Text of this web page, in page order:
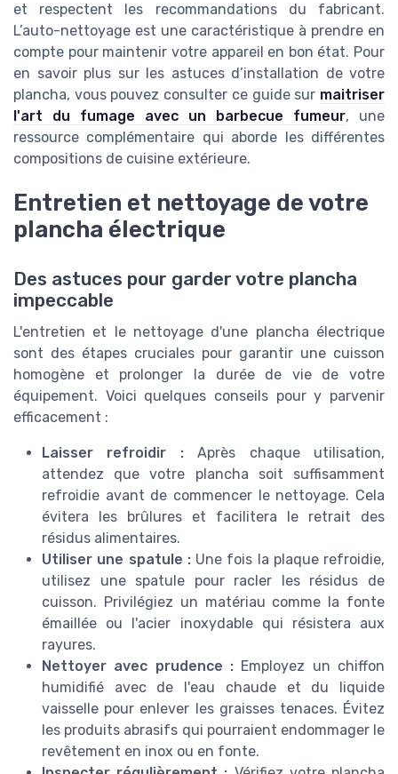
et respectent les recommandations du fabricant.
L’auto-nettoyage est une caractéristique à prendre en
compte pour maintenir votre appareil en bon état. Pour
en savoir plus sur les astuces d’installation de votre
plancha, vous pouvez consulter ce guide sur maitriser
l'art du fumage avec un barbecue fumeur, une
ressource complémentaire qui aborde les différentes
compositions de cuisine extérieure.
Entretien et nettoyage de votre
plancha électrique
Des astuces pour garder votre plancha
impeccable
L'entretien et le nettoyage d'une plancha électrique
sont des étapes cruciales pour garantir une cuisson
homogène et prolonger la durée de vie de votre
équipement. Voici quelques conseils pour y parvenir
efficacement :
Laisser refroidir :Après chaque utilisation,
attendez que votre plancha soit suffisamment
refroidie avant de commencer le nettoyage. Cela
évitera les brûlures et facilitera le retrait des
résidus alimentaires.
Utiliser une spatule :Une fois la plaque refroidie,
utilisez une spatule pour racler les résidus de
cuisson. Privilégiez un matériau comme la fonte
émaillée ou l'acier inoxydable qui résistera aux
rayures.
Nettoyer avec prudence : Employez un chiffon
humidifié avec de l'eau chaude et du liquide
vaisselle pour enlever les graisses tenaces. Évitez
les produits abrasifs qui pourraient endommager le
revêtement en inox ou en fonte.